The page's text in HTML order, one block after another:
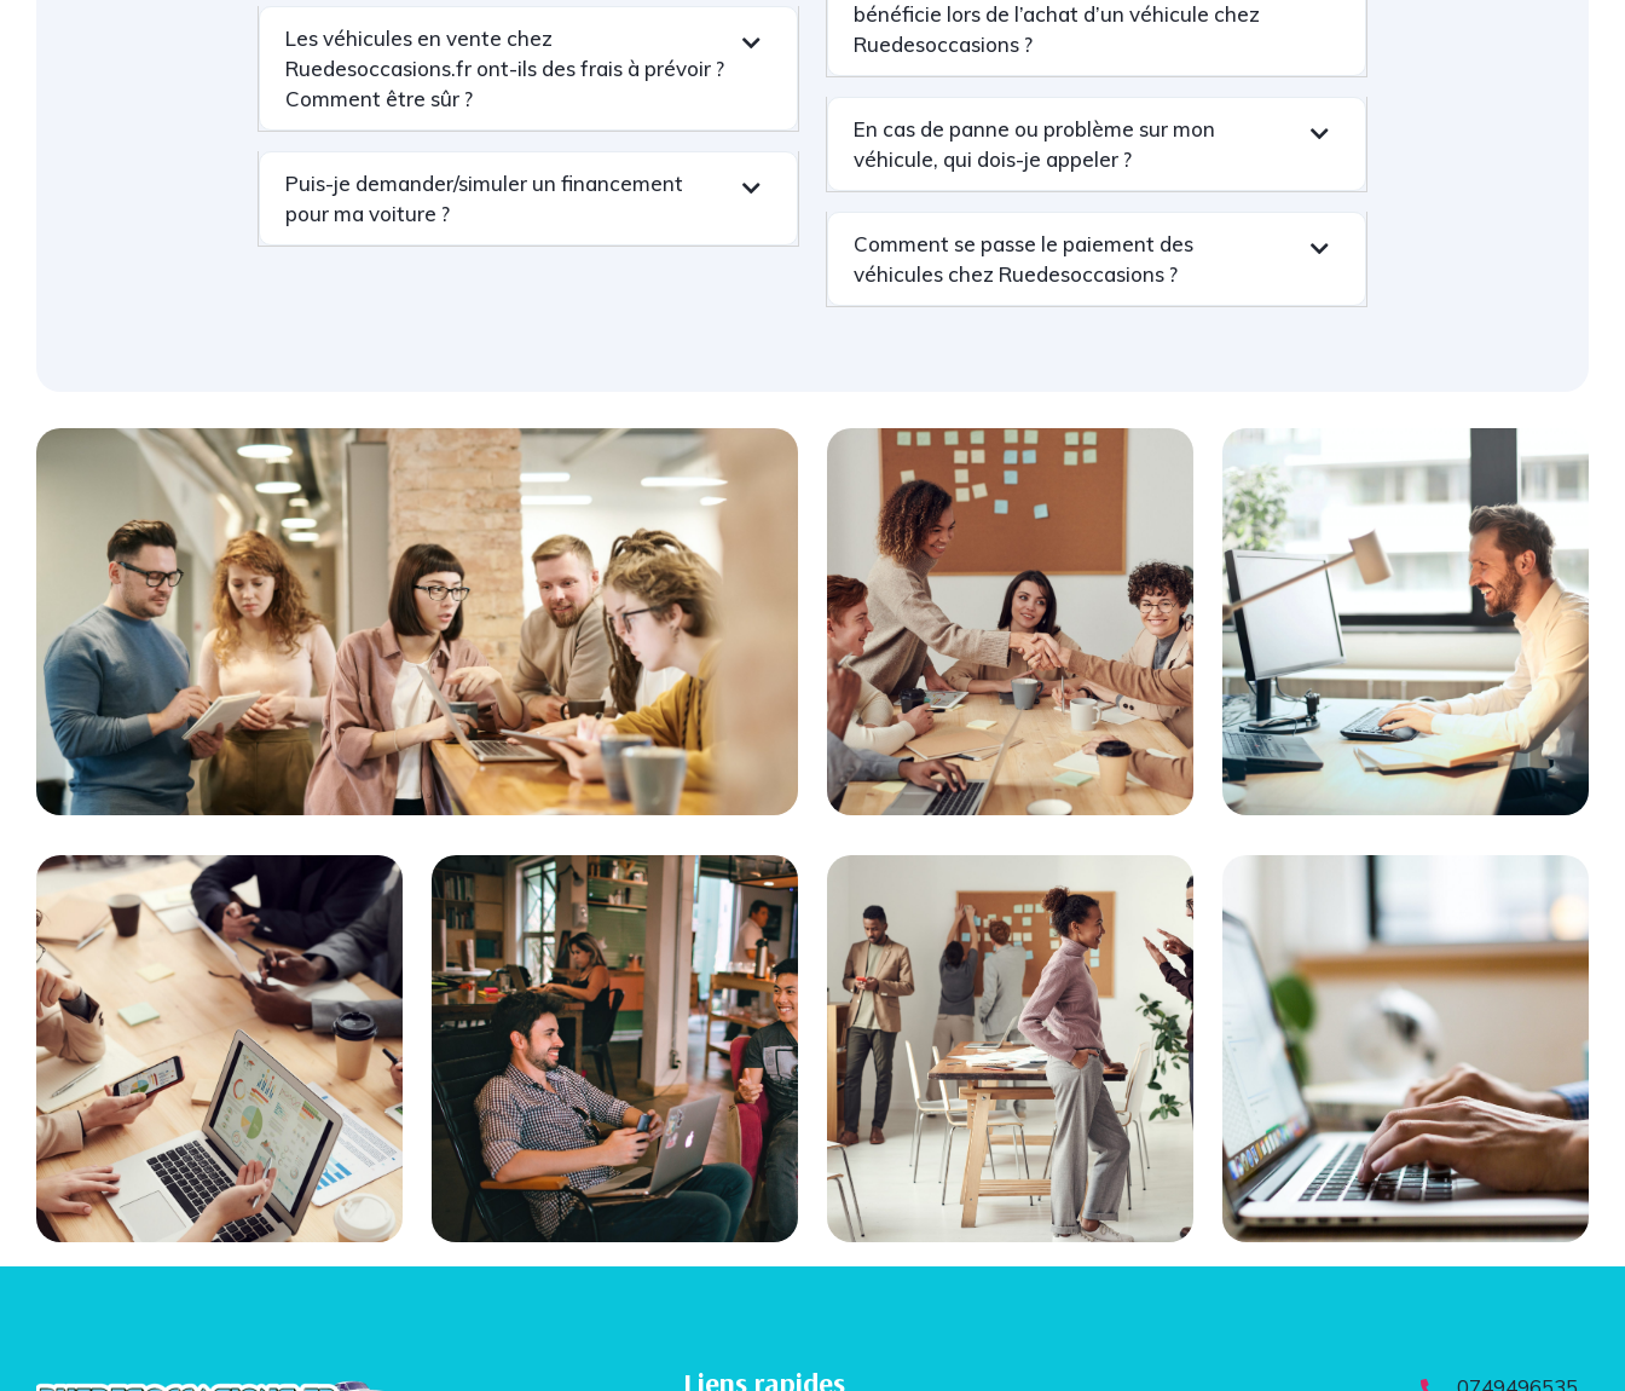
Les véhicules en vente chez
Ruedesoccasions.fr ont-ils des frais à prévoir ?
Comment être sûr ?
Puis-je demander/simuler un financement
pour ma voiture ?
bénéficie lors de l’achat d’un véhicule chez
Ruedesoccasions ?
En cas de panne ou problème sur mon
véhicule, qui dois-je appeler ?
Comment se passe le paiement des
véhicules chez Ruedesoccasions ?
Liens rapides